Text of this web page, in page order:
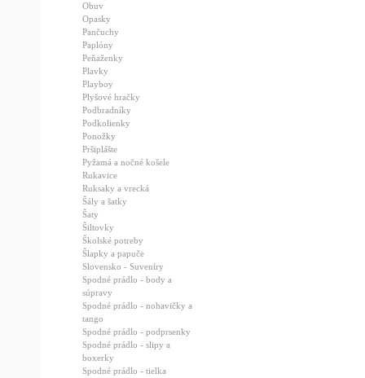
Obuv
Opasky
Pančuchy
Paplóny
Peňaženky
Plavky
Playboy
Plyšové hračky
Podbradníky
Podkolienky
Ponožky
Pršiplášte
Pyžamá a nočné košele
Rukavice
Ruksaky a vrecká
Šály a šatky
Šaty
Šiltovky
Školské potreby
Šlapky a papuče
Slovensko - Suveníry
Spodné prádlo - body a
súpravy
Spodné prádlo - nohavičky a
tango
Spodné prádlo - podprsenky
Spodné prádlo - slipy a
boxerky
Spodné prádlo - tielka